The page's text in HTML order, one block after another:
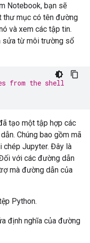
Notebook, bạn sẽ
thư mục có tên đường
và xem các tập tin.
sửa từ môi trường sổ
from the shell
tạo một tập hợp các
Chúng bao gồm mã
chép Jupyter. Đây là
với các đường dẫn
mà đường dẫn của
Python.
định nghĩa của đường